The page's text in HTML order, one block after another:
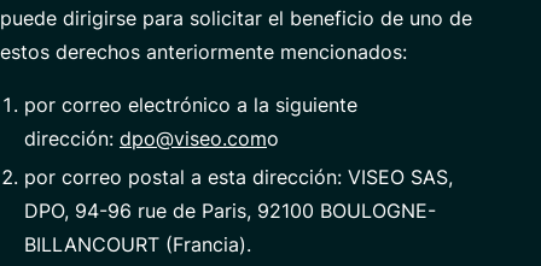
puede dirigirse para solicitar el beneficio de uno de
estos derechos anteriormente mencionados:
por correo electrónico a la siguiente
dirección: dpo@viseo.como
por correo postal a esta dirección: VISEO SAS,
DPO, 94-96 rue de Paris, 92100 BOULOGNE-
BILLANCOURT (Francia).